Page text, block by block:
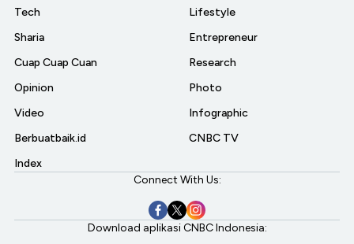
Tech
Sharia
Cuap Cuap Cuan
Opinion
Video
Berbuatbaik.id
Index
Lifestyle
Entrepreneur
Research
Photo
Infographic
CNBC TV
Connect With Us:
Download aplikasi CNBC Indonesia: